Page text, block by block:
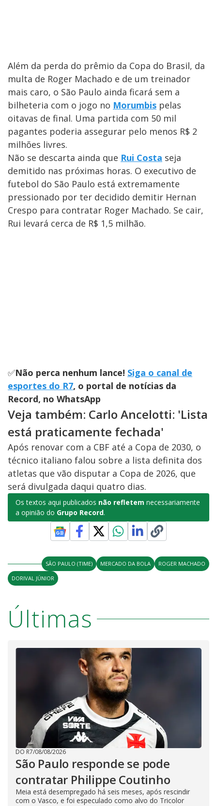
Além da perda do prêmio da Copa do Brasil, da
multa de Roger Machado e de um treinador
mais caro, o São Paulo ainda ficará sem a
bilheteria com o jogo no Morumbis pelas
oitavas de final. Uma partida com 50 mil
pagantes poderia assegurar pelo menos R$ 2
milhões livres.
Não se descarta ainda que Rui Costa seja
demitido nas próximas horas. O executivo de
futebol do São Paulo está extremamente
pressionado por ter decidido demitir Hernan
Crespo para contratar Roger Machado. Se cair,
Rui levará cerca de R$ 1,5 milhão.
✅Não perca nenhum lance! Siga o canal de
esportes do R7, o portal de notícias da
Record, no WhatsApp
Veja também: Carlo Ancelotti: 'Lista
está praticamente fechada'
Após renovar com a CBF até a Copa de 2030, o
técnico italiano falou sobre a lista definita dos
atletas que vão disputar a Copa de 2026, que
será divulgada daqui quatro dias.
Os textos aqui publicados não refletem necessariamente
a opinião do Grupo Record.
SÃO PAULO (TIME) MERCADO DA BOLA
ROGER MACHADO
DORIVAL JÚNIOR
Últimas
DO R7/08/08/2026
São Paulo responde se pode
contratar Philippe Coutinho
Meia está desempregado há seis meses, após rescindir
com o Vasco, e foi especulado como alvo do Tricolor